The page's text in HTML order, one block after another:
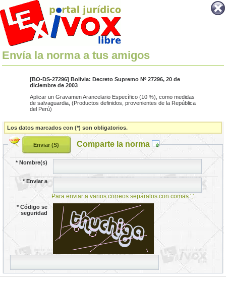
Envía la norma a tus amigos
[BO-DS-27296] Bolivia: Decreto Supremo Nº 27296, 20 de
diciembre de 2003
Aplicar un Gravamen Arancelario Específico (10 %), como medidas
de salvaguardia, (Productos definidos, provenientes de la República
del Perú)
Los datos marcados con (*) son obligatorios.
Comparte la norma
*Nombre(s)
*Enviar a
Para enviar a varios correos sepáralos con comas ','.
*Código se
seguridad